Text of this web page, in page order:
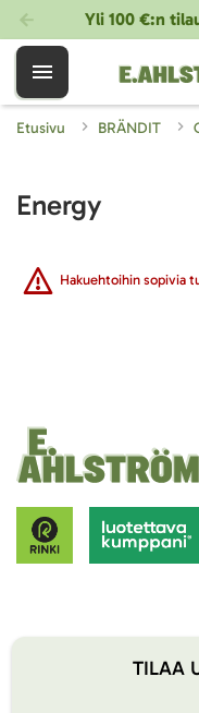
Yli 100 €:n
Etusivu BRÄNDIT
Energy
Hakuehtoihin sopivia
TILAA